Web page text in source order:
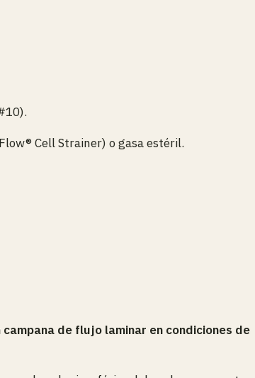
Cell Strainer) o gasa estéril.
de flujo laminar en condiciones de